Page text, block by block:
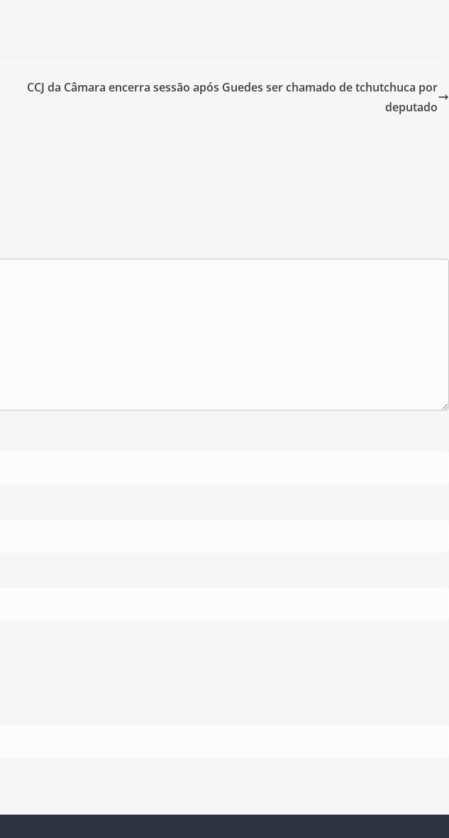
CCJ da Câmara encerra sessão após Guedes ser chamado de tchutchuca por
deputado